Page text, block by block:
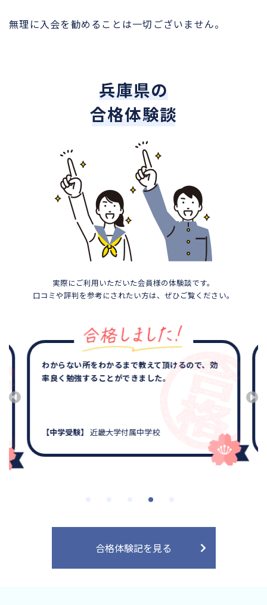
無理に入会を勧めることは一切ございません。
兵庫県の
合格体験談
実際にご利用いただいた会員様の体験談です。
口コミや評判を参考にされたい方は、ぜひご覧ください。
わからない所をわかるまで教えて頂けるので、効
率良く勉強することができました。
【中学受験】 近畿大学付属中学校
合格体験記を見る